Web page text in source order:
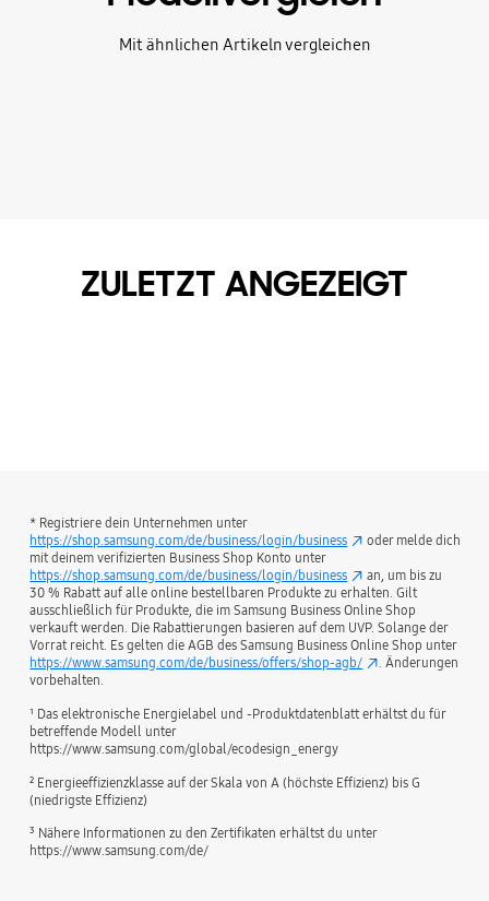
Mit ähnlichen Artikeln vergleichen
ZULETZT ANGEZEIGT
* Registriere dein Unternehmen unter
https://shop.samsung.com/de/business/login/business
oder melde dich
mit deinem verifizierten Business Shop Konto unter
https://shop.samsung.com/de/business/login/business
an, um bis zu
30 % Rabatt auf alle online bestellbaren Produkte zu erhalten. Gilt
ausschließlich für Produkte, die im Samsung Business Online Shop
verkauft werden. Die Rabattierungen basieren auf dem UVP. Solange der
Vorrat reicht. Es gelten die AGB des Samsung Business Online Shop unter
https://www.samsung.com/de/business/offers/shop-agb/
. Änderungen
vorbehalten.
¹ Das elektronische Energielabel und -Produktdatenblatt erhältst du für
betreffende Modell unter
https://www.samsung.com/global/ecodesign_energy
² Energieeffizienzklasse auf der Skala von A (höchste Effizienz) bis G
(niedrigste Effizienz)
³ Nähere Informationen zu den Zertifikaten erhältst du unter
https://www.samsung.com/de/